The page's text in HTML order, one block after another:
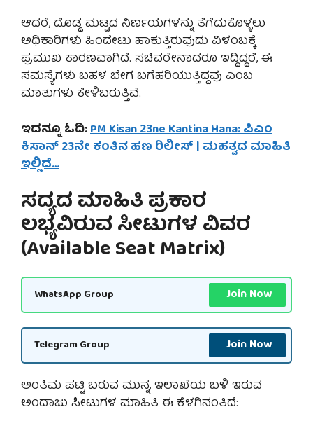
ಆದರೆ, ದೊಡ್ಡ ಮಟ್ಟದ ನಿರ್ಣಯಗಳನ್ನು ತೆಗೆದುಕೊಳ್ಳಲು
ಅಧಿಕಾರಿಗಳು ಹಿಂದೇಟು ಹಾಕುತ್ತಿರುವುದು ವಿಳಂಬಕ್ಕೆ
ಪ್ರಮುಖ ಕಾರಣವಾಗಿದೆ. ಸಚಿವರೇನಾದರೂ ಇದ್ದಿದ್ದರೆ, ಈ
ಸಮಸ್ಯೆಗಳು ಬಹಳ ಬೇಗ ಬಗೆಹರಿಯುತ್ತಿದ್ದವು ಎಂಬ
ಮಾತುಗಳು ಕೇಳಿಬರುತ್ತಿವೆ.
ಇದನ್ನೂ ಓದಿ:PM Kisan 23ne Kantina Hana: ಪಿಎಂ
ಕಿಸಾನ್ 23ನೇ ಕಂತಿನ ಹಣ ರಿಲೀಸ್ | ಮಹತ್ವದ ಮಾಹಿತಿ
ಇಲ್ಲಿದೆ…
ಸದ್ಯದ ಮಾಹಿತಿ ಪ್ರಕಾರ
ಲಭ್ಯವಿರುವ ಸೀಟುಗಳ ವಿವರ
(Available Seat Matrix)
WhatsApp Group Join Now
Telegram Group Join Now
ಅಂತಿಮ ಪಟ್ಟಿ ಬರುವ ಮುನ್ನ, ಇಲಾಖೆಯ ಬಳಿ ಇರುವ
ಅಂದಾಜು ಸೀಟುಗಳ ಮಾಹಿತಿ ಈ ಕೆಳಗಿನಂತಿದೆ: